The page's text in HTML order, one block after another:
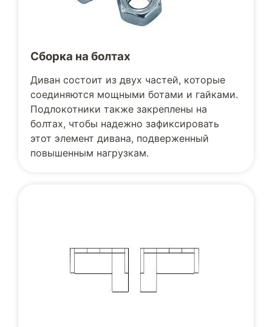
Сборка на болтах
Диван состоит из двух частей, которые
соединяются мощными ботами и гайками.
Подлокотники также закреплены на
болтах, чтобы надежно зафиксировать
этот элемент дивана, подверженный
повышенным нагрузкам.